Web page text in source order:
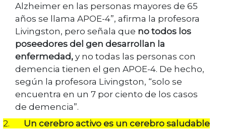
Alzheimer en las personas mayores de 65
años se llama APOE-4”, afirma la profesora
Livingston, pero señala que no todos los
poseedores del gen desarrollan la
enfermedad, y no todas las personas con
demencia tienen el gen APOE-4. De hecho,
según la profesora Livingston, “solo se
encuentra en un 7 por ciento de los casos
de demencia”.
2.
Un cerebro activo es un cerebro saludable